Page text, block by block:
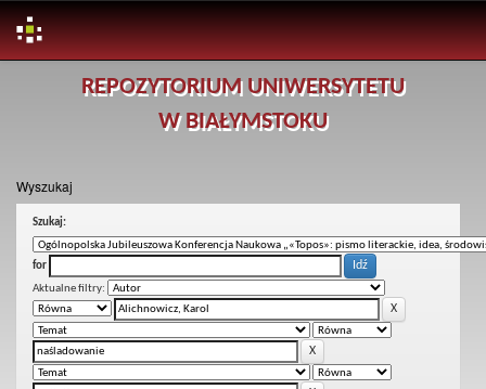
REPOZYTORIUM UNIWERSYTETU
W BIAŁYMSTOKU
Wyszukaj
Szukaj:
for
Aktualne filtry: